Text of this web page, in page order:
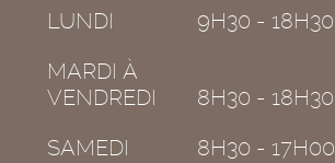
LUNDI
9H30 - 18H30
MARDI À
VENDREDI
8H30 - 18H30
SAMEDI
8H30 - 17H00